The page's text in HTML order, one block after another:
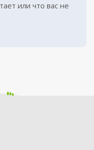
или что вас не